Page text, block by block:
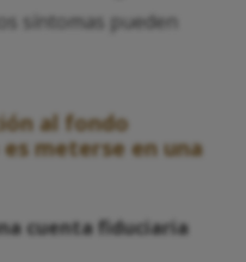
síntomas pueden
al fondo
meterse en una
cuenta fiduciaria